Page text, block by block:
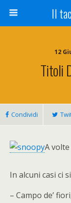
Il
12
Titoli
Condividi
A
In alcuni casi ci
– Campo de’